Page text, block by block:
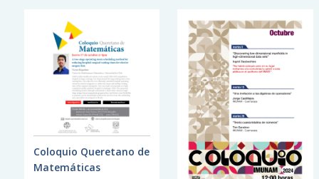
Coloquio Queretano de
Matemáticas